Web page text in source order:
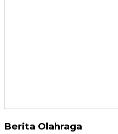
Berita Olahraga